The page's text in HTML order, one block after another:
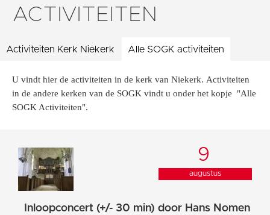
Historie
Activiteiten
Contact
Vaktaal
ACTIVITEITEN
Activiteiten Kerk Niekerk Alle SOGK activiteiten
U vindt hier de activiteiten in de kerk van Niekerk. Activiteiten
in de andere kerken van de SOGK vindt u onder het kopje "Alle
SOGK Activiteiten".
9
augustus
Inloopconcert (+/- 30 min) door Hans Nomen